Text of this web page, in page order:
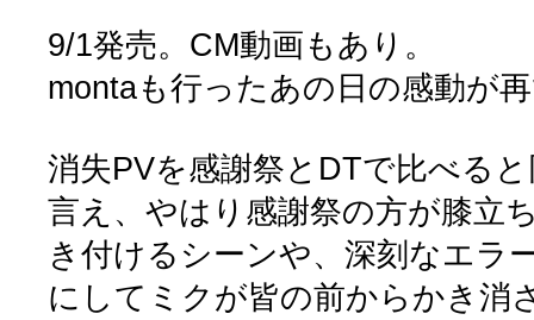
9/1発売。CM動画もあり。
montaも行ったあの日の感動が
消失PVを感謝祭とDTで比べる
言え、やはり感謝祭の方が膝立
き付けるシーンや、深刻なエラ
にしてミクが皆の前からかき消